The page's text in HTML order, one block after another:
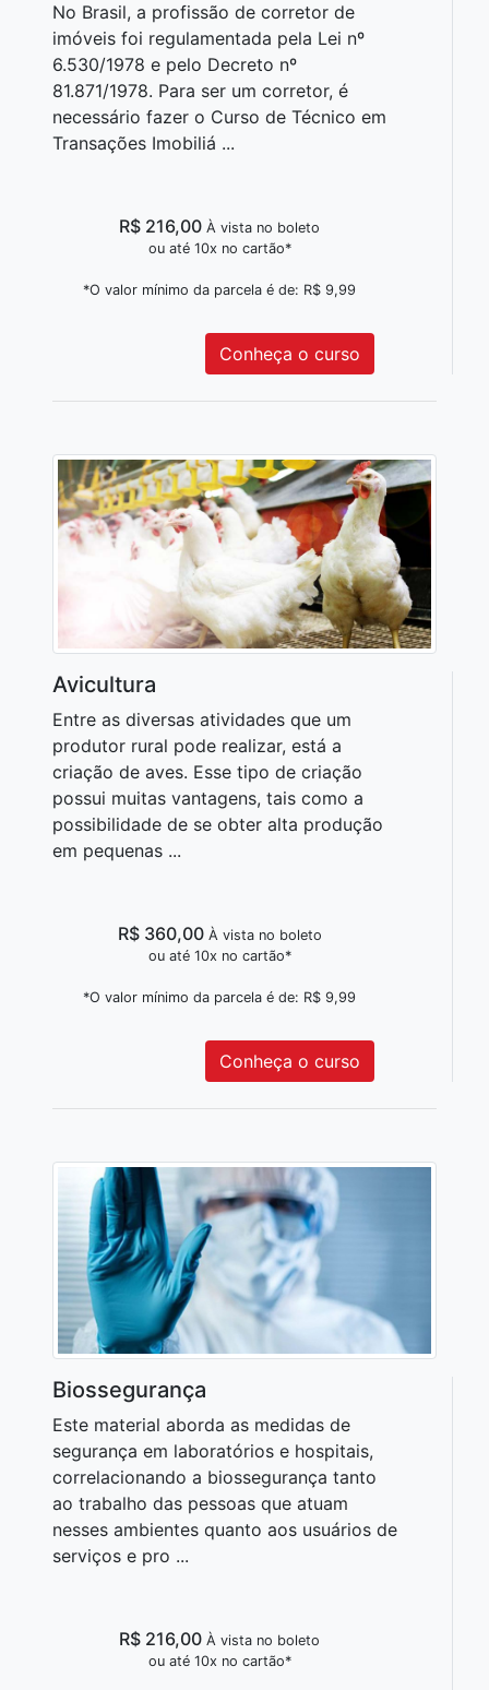
No Brasil, a profissão de corretor de
imóveis foi regulamentada pela Lei nº
6.530/1978 e pelo Decreto nº
81.871/1978. Para ser um corretor, é
necessário fazer o Curso de Técnico em
Transações Imobiliá ...
R$ 216,00 À vista no boleto
ou até 10x no cartão*
*O valor mínimo da parcela é de: R$ 9,99
Conheça o curso
Avicultura
Entre as diversas atividades que um
produtor rural pode realizar, está a
criação de aves. Esse tipo de criação
possui muitas vantagens, tais como a
possibilidade de se obter alta produção
em pequenas ...
R$ 360,00 À vista no boleto
ou até 10x no cartão*
*O valor mínimo da parcela é de: R$ 9,99
Conheça o curso
Biossegurança
Este material aborda as medidas de
segurança em laboratórios e hospitais,
correlacionando a biossegurança tanto
ao trabalho das pessoas que atuam
nesses ambientes quanto aos usuários de
serviços e pro ...
R$ 216,00 À vista no boleto
ou até 10x no cartão*